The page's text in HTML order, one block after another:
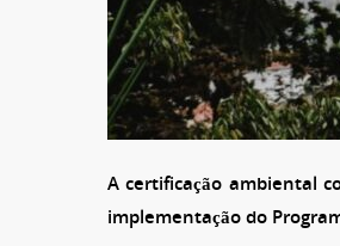
A certificação ambiental
implementação do